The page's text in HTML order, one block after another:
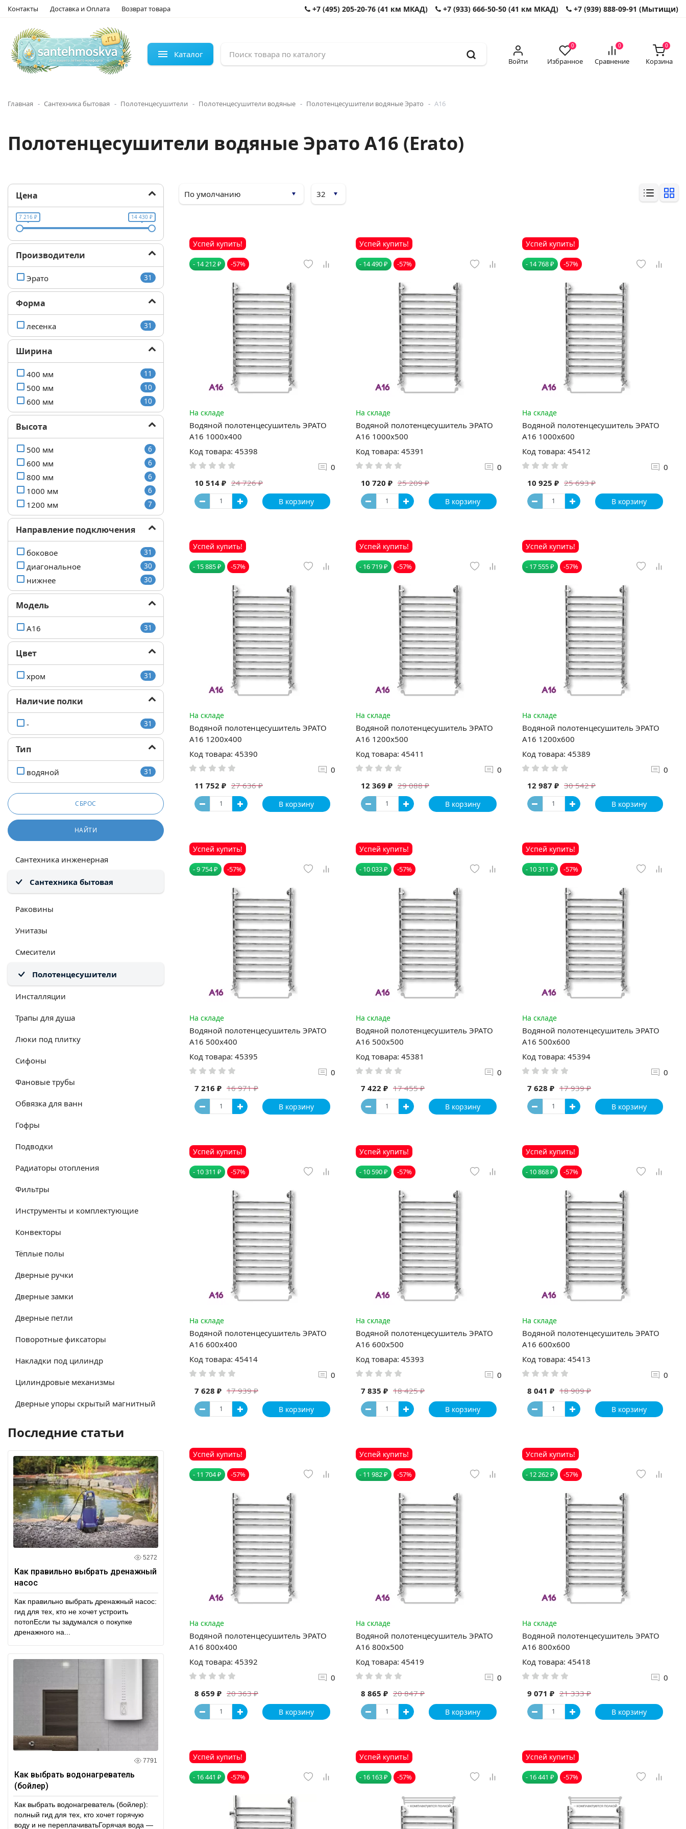
Контакты Доставка и Оплата Возврат товара +7 (495) 205-20-76 (41 км МКАД) +7 (933) 666-50-50 (41 км МКАД) +7 (939) 888-09-91 (Мытищи)
Каталог
Войти
0
Избранное
0
Сравнение
0
Корзина
Главная Сантехника бытовая Полотенцесушители Полотенцесушители водяные Полотенцесушители водяные Эрато А16
Полотенцесушители водяные Эрато А16 (Erato)
Цена
7 216 ₽ 14 430 ₽
Производители
Эрато 31
Форма
лесенка 31
Ширина
400 мм 11
500 мм 10
600 мм 10
Высота
500 мм 6
600 мм 6
800 мм 6
1000 мм 6
1200 мм 7
Направление подключения
боковое 31
диагональное 30
нижнее 30
Модель
А16 31
Цвет
хром 31
Наличие полки
- 31
Тип
водяной 31
СБРОС
НАЙТИ
Сантехника инженерная
Сантехника бытовая
Раковины
Унитазы
Смесители
Полотенцесушители
Инсталляции
Трапы для душа
Люки под плитку
Сифоны
Фановые трубы
Обвязка для ванн
Гофры
Подводки
Радиаторы отопления
Фильтры
Инструменты и комплектующие
Конвекторы
Тёплые полы
Дверные ручки
Дверные замки
Дверные петли
Поворотные фиксаторы
Накладки под цилиндр
Цилиндровые механизмы
Дверные упоры скрытый магнитный
Последние статьи
5272
Как правильно выбрать дренажный
насос
Как правильно выбрать дренажный насос:
гид для тех, кто не хочет устроить
потопЕсли ты задумался о покупке
дренажного на...
7791
Как выбрать водонагреватель
(бойлер)
Как выбрать водонагреватель (бойлер):
полный гид для тех, кто хочет горячую
воду и не переплачиватьГорячая вода —
Успей купить!
- 14 212 ₽ -57%
На складе
Водяной полотенцесушитель ЭРАТО
А16 1000x400
Код товара: 45398
0
24 726 ₽
10 514 ₽
В корзину
Успей купить!
- 14 490 ₽ -57%
На складе
Водяной полотенцесушитель ЭРАТО
А16 1000x500
Код товара: 45391
0
25 209 ₽
10 720 ₽
В корзину
Успей купить!
- 14 768 ₽ -57%
На складе
Водяной полотенцесушитель ЭРАТО
А16 1000x600
Код товара: 45412
0
25 693 ₽
10 925 ₽
В корзину
Успей купить!
- 15 885 ₽ -57%
На складе
Водяной полотенцесушитель ЭРАТО
А16 1200x400
Код товара: 45390
0
27 636 ₽
11 752 ₽
В корзину
Успей купить!
- 16 719 ₽ -57%
На складе
Водяной полотенцесушитель ЭРАТО
А16 1200x500
Код товара: 45411
0
29 088 ₽
12 369 ₽
В корзину
Успей купить!
- 17 555 ₽ -57%
На складе
Водяной полотенцесушитель ЭРАТО
А16 1200x600
Код товара: 45389
0
30 542 ₽
12 987 ₽
В корзину
Успей купить!
- 9 754 ₽ -57%
На складе
Водяной полотенцесушитель ЭРАТО
А16 500x400
Код товара: 45395
0
16 971 ₽
7 216 ₽
В корзину
Успей купить!
- 10 033 ₽ -57%
На складе
Водяной полотенцесушитель ЭРАТО
А16 500x500
Код товара: 45381
0
17 455 ₽
7 422 ₽
В корзину
Успей купить!
- 10 311 ₽ -57%
На складе
Водяной полотенцесушитель ЭРАТО
А16 500x600
Код товара: 45394
0
17 939 ₽
7 628 ₽
В корзину
Успей купить!
- 10 311 ₽ -57%
На складе
Водяной полотенцесушитель ЭРАТО
А16 600x400
Код товара: 45414
0
17 939 ₽
7 628 ₽
В корзину
Успей купить!
- 10 590 ₽ -57%
На складе
Водяной полотенцесушитель ЭРАТО
А16 600x500
Код товара: 45393
0
18 425 ₽
7 835 ₽
В корзину
Успей купить!
- 10 868 ₽ -57%
На складе
Водяной полотенцесушитель ЭРАТО
А16 600x600
Код товара: 45413
0
18 909 ₽
8 041 ₽
В корзину
Успей купить!
- 11 704 ₽ -57%
На складе
Водяной полотенцесушитель ЭРАТО
А16 800x400
Код товара: 45392
0
20 363 ₽
8 659 ₽
В корзину
Успей купить!
- 11 982 ₽ -57%
На складе
Водяной полотенцесушитель ЭРАТО
А16 800x500
Код товара: 45419
0
20 847 ₽
8 865 ₽
В корзину
Успей купить!
- 12 262 ₽ -57%
На складе
Водяной полотенцесушитель ЭРАТО
А16 800x600
Код товара: 45418
0
21 333 ₽
9 071 ₽
В корзину
Успей купить!
- 16 441 ₽ -57%
Успей купить!
- 16 163 ₽ -57%
Успей купить!
- 16 441 ₽ -57%